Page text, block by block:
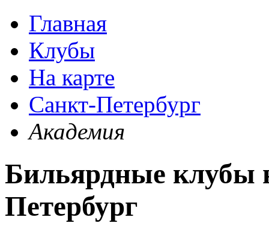
Главная
Клубы
На карте
Санкт-Петербург
Академия
Бильярдные клубы
Петербург